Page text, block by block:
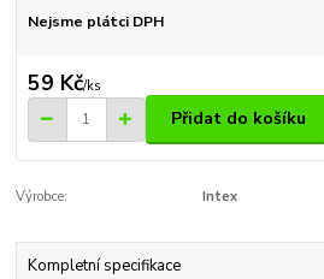
Nejsme plátci DPH
59 Kč/ks
Přidat do košíku
Výrobce: Intex
Kompletní specifikace